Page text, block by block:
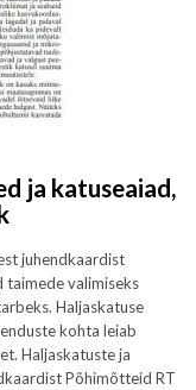
ja katuseaiad,
juhendkaardist
taimede valimiseks
Haljaskatuse
kohta leiab
Haljaskatuste ja
Põhimõtteid RT